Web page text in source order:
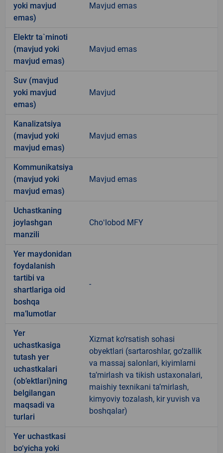
yoki mavjud
emas)
Mavjud emas
Elektr ta`minoti
(mavjud yoki
mavjud emas)
Mavjud emas
Suv (mavjud
yoki mavjud
emas)
Mavjud
Kanalizatsiya
(mavjud yoki
mavjud emas)
Mavjud emas
Kommunikatsiya
(mavjud yoki
mavjud emas)
Mavjud emas
Uchastkaning
joylashgan
manzili
Choʻlobod MFY
Yer maydonidan
foydalanish
tartibi va
shartlariga oid
boshqa
ma’lumotlar
-
Yer
uchastkasiga
tutash yer
uchastkalari
(ob’ektlari)ning
belgilangan
maqsadi va
turlari
Xizmat ko‘rsatish sohasi
obyektlari (sartaroshlar, go‘zallik
va massaj salonlari, kiyimlarni
ta’mirlash va tikish ustaxonalari,
maishiy texnikani ta’mirlash,
kimyoviy tozalash, kir yuvish va
boshqalar)
Yer uchastkasi
bo‘yicha yoki